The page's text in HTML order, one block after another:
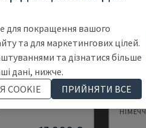
ВЕРСТАТ
7230
для покращення вашого
та для маркетингових цілей.
та дізнатися більше
дані, нижче.
ПРИЙНЯТИ ВСЕ